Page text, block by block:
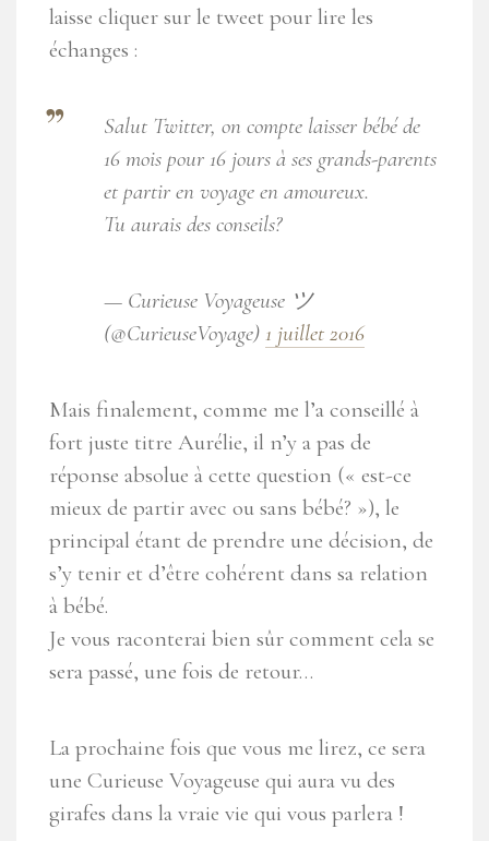
laisse cliquer sur le tweet pour lire les
échanges :
Salut Twitter, on compte laisser bébé de
16 mois pour 16 jours à ses grands-parents
et partir en voyage en amoureux.
Tu aurais des conseils?
— Curieuse Voyageuse ツ
(@CurieuseVoyage) 1 juillet 2016
Mais finalement, comme me l’a conseillé à
fort juste titre Aurélie, il n’y a pas de
réponse absolue à cette question (« est-ce
mieux de partir avec ou sans bébé? »), le
principal étant de prendre une décision, de
s’y tenir et d’être cohérent dans sa relation
à bébé.
Je vous raconterai bien sûr comment cela se
sera passé, une fois de retour…
La prochaine fois que vous me lirez, ce sera
une Curieuse Voyageuse qui aura vu des
girafes dans la vraie vie qui vous parlera !